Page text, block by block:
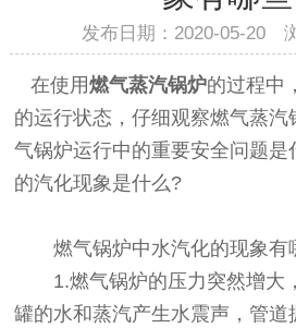
发布日期：2020-05-20
在使用燃气蒸汽锅炉的过程中
的运行状态，仔细观察燃气蒸汽
气锅炉运行中的重要安全问题是
的汽化现象是什么?
燃气锅炉中水汽化的现象有
1.燃气锅炉的压力突然增大
罐的水和蒸汽产生水震声，管道